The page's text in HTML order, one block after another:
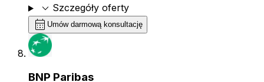
expand_more Szczegóły oferty
calendar_month Umów darmową konsultację
BNP Paribas